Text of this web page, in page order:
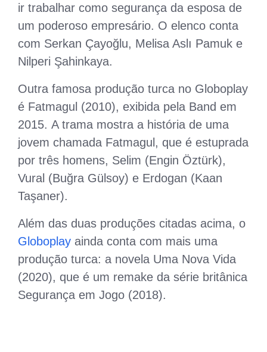
ir trabalhar como segurança da esposa de
um poderoso empresário. O elenco conta
com Serkan Çayoğlu, Melisa Aslı Pamuk e
Nilperi Şahinkaya.
Outra famosa produção turca no Globoplay
é Fatmagul (2010), exibida pela Band em
2015. A trama mostra a história de uma
jovem chamada Fatmagul, que é estuprada
por três homens, Selim (Engin Öztürk),
Vural (Buğra Gülsoy) e Erdogan (Kaan
Taşaner).
Além das duas produções citadas acima, o
Globoplay ainda conta com mais uma
produção turca: a novela Uma Nova Vida
(2020), que é um remake da série britânica
Segurança em Jogo (2018).